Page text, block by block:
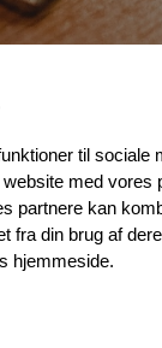
til sociale
med vores
partnere kan
fra din brug af
hjemmeside.